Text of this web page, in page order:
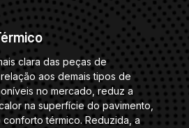
clara das peças de
aos demais tipos de
no mercado, reduz a
na superfície do pavimento,
térmico. Reduzida, a